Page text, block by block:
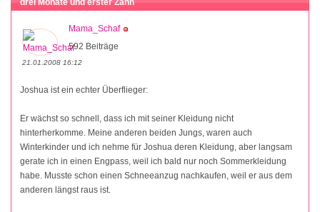
Mama_Schaf
592 Beiträge
21.01.2008 16:12
Joshua ist ein echter Überflieger:
Er wächst so schnell, dass ich mit seiner Kleidung nicht
hinterherkomme. Meine anderen beiden Jungs, waren auch
Winterkinder und ich nehme für Joshua deren Kleidung, aber langsam
gerate ich in einen Engpass, weil ich bald nur noch Sommerkleidung
habe. Musste schon einen Schneeanzug nachkaufen, weil er aus dem
anderen längst raus ist.